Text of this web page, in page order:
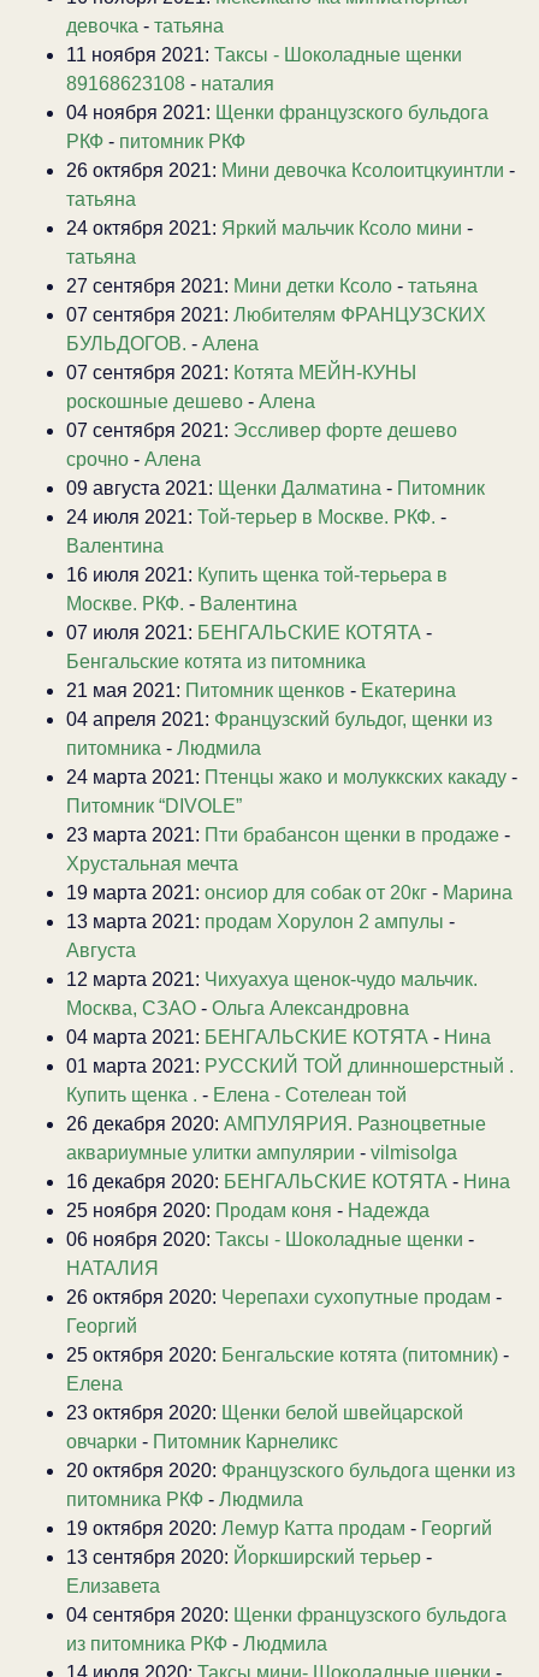
девочка - татьяна
11 ноября 2021: Таксы - Шоколадные щенки
89168623108 - наталия
04 ноября 2021: Щенки французского бульдога
РКФ - питомник РКФ
26 октября 2021: Мини девочка Ксолоитцкуинтли -
татьяна
24 октября 2021: Яркий мальчик Ксоло мини -
татьяна
27 сентября 2021: Мини детки Ксоло - татьяна
07 сентября 2021: Любителям ФРАНЦУЗСКИХ
БУЛЬДОГОВ. - Алена
07 сентября 2021: Котята МЕЙН-КУНЫ
роскошные дешево - Алена
07 сентября 2021: Эссливер форте дешево
срочно - Алена
09 августа 2021: Щенки Далматина - Питомник
24 июля 2021: Той-терьер в Москве. РКФ. -
Валентина
16 июля 2021: Купить щенка той-терьера в
Москве. РКФ. - Валентина
07 июля 2021: БЕНГАЛЬСКИЕ КОТЯТА -
Бенгальские котята из питомника
21 мая 2021: Питомник щенков - Екатерина
04 апреля 2021: Французский бульдог, щенки из
питомника - Людмила
24 марта 2021: Птенцы жако и молуккских какаду -
Питомник “DIVOLE”
23 марта 2021: Пти брабансон щенки в продаже -
Хрустальная мечта
19 марта 2021: онсиор для собак от 20кг - Марина
13 марта 2021: продам Хорулон 2 ампулы -
Августа
12 марта 2021: Чихуахуа щенок-чудо мальчик.
Москва, СЗАО - Ольга Александровна
04 марта 2021: БЕНГАЛЬСКИЕ КОТЯТА - Нина
01 марта 2021: РУССКИЙ ТОЙ длинношерстный .
Купить щенка . - Елена - Сотелеан той
26 декабря 2020: АМПУЛЯРИЯ. Разноцветные
аквариумные улитки ампулярии - vilmisolga
16 декабря 2020: БЕНГАЛЬСКИЕ КОТЯТА - Нина
25 ноября 2020: Продам коня - Надежда
06 ноября 2020: Таксы - Шоколадные щенки -
НАТАЛИЯ
26 октября 2020: Черепахи сухопутные продам -
Георгий
25 октября 2020: Бенгальские котята (питомник) -
Елена
23 октября 2020: Щенки белой швейцарской
овчарки - Питомник Карнеликс
20 октября 2020: Французского бульдога щенки из
питомника РКФ - Людмила
19 октября 2020: Лемур Катта продам - Георгий
13 сентября 2020: Йоркширский терьер -
Елизавета
04 сентября 2020: Щенки французского бульдога
из питомника РКФ - Людмила
14 июля 2020: Таксы мини- Шоколадные щенки -